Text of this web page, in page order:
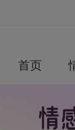
首页